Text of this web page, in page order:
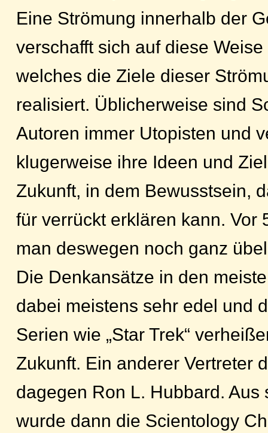
Eine Strömung innerhalb der
verschafft sich auf diese
welches die Ziele dieser
realisiert. Üblicherweise sind
Autoren immer Utopisten und
klugerweise ihre Ideen und
Zukunft, in dem Bewusstsein,
für verrückt erklären kann. Vor
man deswegen noch ganz
Die Denkansätze in den
dabei meistens sehr edel und
Serien wie „Star Trek“
Zukunft. Ein anderer Vertreter
dagegen Ron L. Hubbard. Aus
wurde dann die Scientology